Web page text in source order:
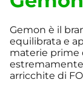
Gemon è il
equilibrata e
materie prime
arricchite di